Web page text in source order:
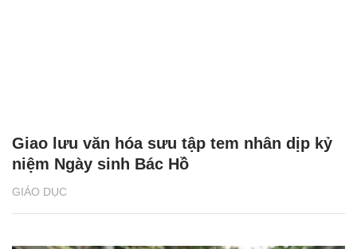
GIÁO DỤC
Giao lưu văn hóa sưu tập tem nhân dịp kỷ
niệm Ngày sinh Bác Hồ